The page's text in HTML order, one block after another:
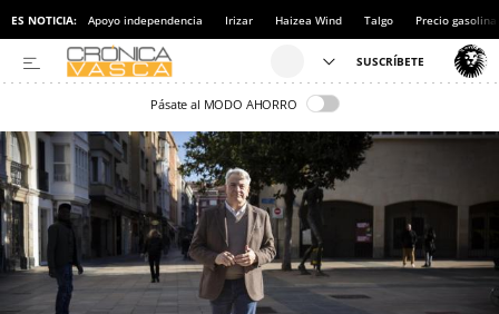
ES NOTICIA: Apoyo independencia Irizar Haizea Wind Talgo Precio gasolina
Pásate al MODO AHORRO